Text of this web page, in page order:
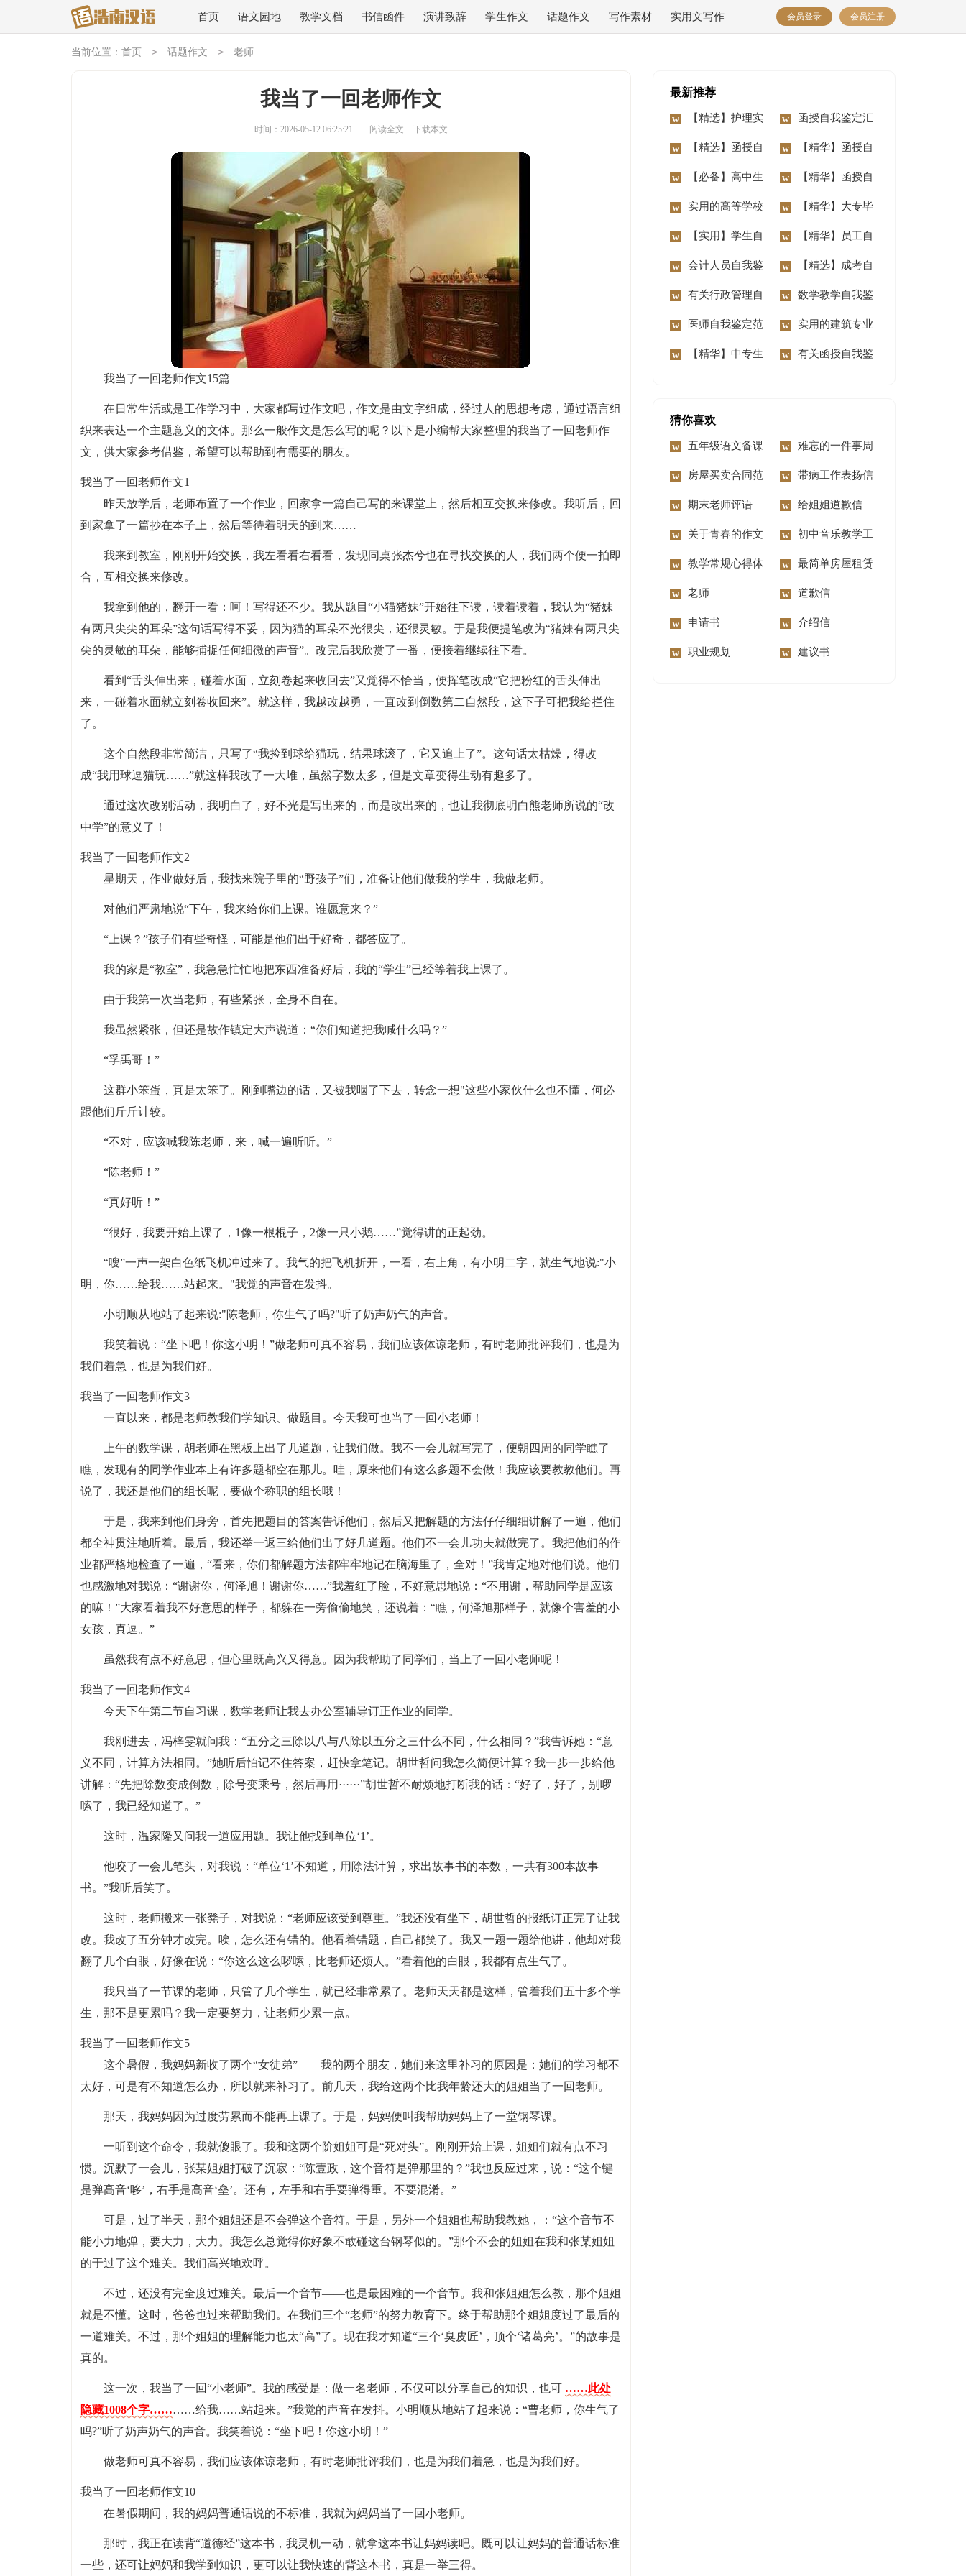
首页 语文园地 教学文档 书信函件 演讲致辞 学生作文 话题作文 写作素材 实用文写作 会员登录 会员注册
当前位置： 首页 > 话题作文 > 老师
我当了一回老师作文
时间：2026-05-12 06:25:21 阅读全文 下载本文
我当了一回老师作文15篇
在日常生活或是工作学习中，大家都写过作文吧，作文是由文字组成，经过人的思想考虑，通过语言组
织来表达一个主题意义的文体。那么一般作文是怎么写的呢？以下是小编帮大家整理的我当了一回老师作
文，供大家参考借鉴，希望可以帮助到有需要的朋友。
我当了一回老师作文1
昨天放学后，老师布置了一个作业，回家拿一篇自己写的来课堂上，然后相互交换来修改。我听后，回
到家拿了一篇抄在本子上，然后等待着明天的到来……
我来到教室，刚刚开始交换，我左看看右看看，发现同桌张杰兮也在寻找交换的人，我们两个便一拍即
合，互相交换来修改。
我拿到他的，翻开一看：呵！写得还不少。我从题目“小猫猪妹”开始往下读，读着读着，我认为“猪妹
有两只尖尖的耳朵”这句话写得不妥，因为猫的耳朵不光很尖，还很灵敏。于是我便提笔改为“猪妹有两只尖
尖的灵敏的耳朵，能够捕捉任何细微的声音”。改完后我欣赏了一番，便接着继续往下看。
看到“舌头伸出来，碰着水面，立刻卷起来收回去”又觉得不恰当，便挥笔改成“它把粉红的舌头伸出
来，一碰着水面就立刻卷收回来”。就这样，我越改越勇，一直改到倒数第二自然段，这下子可把我给拦住
了。
这个自然段非常简洁，只写了“我捡到球给猫玩，结果球滚了，它又追上了”。这句话太枯燥，得改
成“我用球逗猫玩……”就这样我改了一大堆，虽然字数太多，但是文章变得生动有趣多了。
通过这次改别活动，我明白了，好不光是写出来的，而是改出来的，也让我彻底明白熊老师所说的“改
中学”的意义了！
我当了一回老师作文2
星期天，作业做好后，我找来院子里的“野孩子”们，准备让他们做我的学生，我做老师。
对他们严肃地说“下午，我来给你们上课。谁愿意来？”
“上课？”孩子们有些奇怪，可能是他们出于好奇，都答应了。
我的家是“教室”，我急急忙忙地把东西准备好后，我的“学生”已经等着我上课了。
由于我第一次当老师，有些紧张，全身不自在。
我虽然紧张，但还是故作镇定大声说道：“你们知道把我喊什么吗？”
“孚禹哥！”
这群小笨蛋，真是太笨了。刚到嘴边的话，又被我咽了下去，转念一想"这些小家伙什么也不懂，何必
跟他们斤斤计较。
“不对，应该喊我陈老师，来，喊一遍听听。”
“陈老师！”
“真好听！”
“很好，我要开始上课了，1像一根棍子，2像一只小鹅……”觉得讲的正起劲。
“嗖”一声一架白色纸飞机冲过来了。我气的把飞机折开，一看，右上角，有小明二字，就生气地说:"小
明，你……给我……站起来。"我觉的声音在发抖。
小明顺从地站了起来说:"陈老师，你生气了吗?"听了奶声奶气的声音。
我笑着说：“坐下吧！你这小明！”做老师可真不容易，我们应该体谅老师，有时老师批评我们，也是为
我们着急，也是为我们好。
我当了一回老师作文3
一直以来，都是老师教我们学知识、做题目。今天我可也当了一回小老师！
上午的数学课，胡老师在黑板上出了几道题，让我们做。我不一会儿就写完了，便朝四周的同学瞧了
瞧，发现有的同学作业本上有许多题都空在那儿。哇，原来他们有这么多题不会做！我应该要教教他们。再
说了，我还是他们的组长呢，要做个称职的组长哦！
于是，我来到他们身旁，首先把题目的答案告诉他们，然后又把解题的方法仔仔细细讲解了一遍，他们
都全神贯注地听着。最后，我还举一返三给他们出了好几道题。他们不一会儿功夫就做完了。我把他们的作
业都严格地检查了一遍，“看来，你们都解题方法都牢牢地记在脑海里了，全对！”我肯定地对他们说。他们
也感激地对我说：“谢谢你，何泽旭！谢谢你……”我羞红了脸，不好意思地说：“不用谢，帮助同学是应该
的嘛！”大家看着我不好意思的样子，都躲在一旁偷偷地笑，还说着：“瞧，何泽旭那样子，就像个害羞的小
女孩，真逗。”
虽然我有点不好意思，但心里既高兴又得意。因为我帮助了同学们，当上了一回小老师呢！
我当了一回老师作文4
今天下午第二节自习课，数学老师让我去办公室辅导订正作业的同学。
我刚进去，冯梓雯就问我：“五分之三除以八与八除以五分之三什么不同，什么相同？”我告诉她：“意
义不同，计算方法相同。”她听后怕记不住答案，赶快拿笔记。胡世哲问我怎么简便计算？我一步一步给他
讲解：“先把除数变成倒数，除号变乘号，然后再用······”胡世哲不耐烦地打断我的话：“好了，好了，别啰
嗦了，我已经知道了。”
这时，温家隆又问我一道应用题。我让他找到单位‘1’。
他咬了一会儿笔头，对我说：“单位‘1’不知道，用除法计算，求出故事书的本数，一共有300本故事
书。”我听后笑了。
这时，老师搬来一张凳子，对我说：“老师应该受到尊重。”我还没有坐下，胡世哲的报纸订正完了让我
改。我改了五分钟才改完。唉，怎么还有错的。他看着错题，自己都笑了。我又一题一题给他讲，他却对我
翻了几个白眼，好像在说：“你这么这么啰嗦，比老师还烦人。”看着他的白眼，我都有点生气了。
我只当了一节课的老师，只管了几个学生，就已经非常累了。老师天天都是这样，管着我们五十多个学
生，那不是更累吗？我一定要努力，让老师少累一点。
我当了一回老师作文5
这个暑假，我妈妈新收了两个“女徒弟”——我的两个朋友，她们来这里补习的原因是：她们的学习都不
太好，可是有不知道怎么办，所以就来补习了。前几天，我给这两个比我年龄还大的姐姐当了一回老师。
那天，我妈妈因为过度劳累而不能再上课了。于是，妈妈便叫我帮助妈妈上了一堂钢琴课。
一听到这个命令，我就傻眼了。我和这两个阶姐姐可是“死对头”。刚刚开始上课，姐姐们就有点不习
惯。沉默了一会儿，张某姐姐打破了沉寂：“陈壹政，这个音符是弹那里的？”我也反应过来，说：“这个键
是弹高音‘哆’，右手是高音‘垒’。还有，左手和右手要弹得重。不要混淆。”
可是，过了半天，那个姐姐还是不会弹这个音符。于是，另外一个姐姐也帮助我教她，：“这个音节不
能小力地弹，要大力，大力。我怎么总觉得你好象不敢碰这台钢琴似的。”那个不会的姐姐在我和张某姐姐
的于过了这个难关。我们高兴地欢呼。
不过，还没有完全度过难关。最后一个音节——也是最困难的一个音节。我和张姐姐怎么教，那个姐姐
就是不懂。这时，爸爸也过来帮助我们。在我们三个“老师”的努力教育下。终于帮助那个姐姐度过了最后的
一道难关。不过，那个姐姐的理解能力也太“高”了。现在我才知道“三个‘臭皮匠’，顶个‘诸葛亮’。”的故事是
真的。
这一次，我当了一回“小老师”。我的感受是：做一名老师，不仅可以分享自己的知识，也可 ……此处
隐藏1008个字…………给我……站起来。”我觉的声音在发抖。小明顺从地站了起来说：“曹老师，你生气了
吗?”听了奶声奶气的声音。我笑着说：“坐下吧！你这小明！”
做老师可真不容易，我们应该体谅老师，有时老师批评我们，也是为我们着急，也是为我们好。
我当了一回老师作文10
在暑假期间，我的妈妈普通话说的不标准，我就为妈妈当了一回小老师。
那时，我正在读背“道德经”这本书，我灵机一动，就拿这本书让妈妈读吧。既可以让妈妈的普通话标准
一些，还可让妈妈和我学到知识，更可以让我快速的背这本书，真是一举三得。
最新推荐
【精选】护理实
习生自我鉴定4篇
函授自我鉴定汇
总八篇
【精选】函授自
我鉴定范文汇总5篇
【精华】函授自
我鉴定汇总9篇
【必备】高中生
自我鉴定锦集七篇
【精华】函授自
我鉴定汇总5篇
实用的高等学校
毕业生登记表自我鉴
定汇编6篇
【精华】大专毕
业生的自我鉴定三篇
【实用】学生自
我鉴定汇总7篇
【精华】员工自
我鉴定模板8篇
会计人员自我鉴
定
【精选】成考自
我鉴定4篇
有关行政管理自
我鉴定合集7篇
数学教学自我鉴
定
医师自我鉴定范
文集合10篇
实用的建筑专业
自我鉴定3篇
【精华】中专生 有关函授自我鉴
猜你喜欢
五年级语文备课
组工作总结
难忘的一件事周
记
房屋买卖合同范
本(15篇)
带病工作表扬信
期末老师评语 给姐姐道歉信
关于青春的作文
【推荐】
初中音乐教学工
作总结15篇
教学常规心得体
会
最简单房屋租赁
合同
老师 道歉信
申请书 介绍信
职业规划 建议书